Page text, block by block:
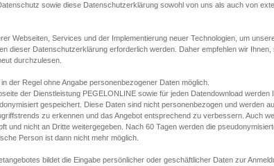
sowie diese Datenschutzerklärung sowohl von uns als auch von
Webseiten, Services und der Implementierung neuer Technologien, um
dieser Datenschutzerklärung erforderlich werden. Daher empfehlen wir Ihnen,
durchzulesen.
der Regel ohne Angabe personenbezogener Daten möglich.
der Dienstleistung PEGELONLINE sowie für jeden Datendownload werden
gespeichert. Diese Daten sind nicht personenbezogen und werden
zu erkennen und das Angebot entsprechend zu verbessern. Auch
und nicht an Dritte weitergegeben. Nach 60 Tagen werden die
Person ist dann nicht mehr möglich.
bildet die Eingabe persönlicher oder geschäftlicher Daten zur